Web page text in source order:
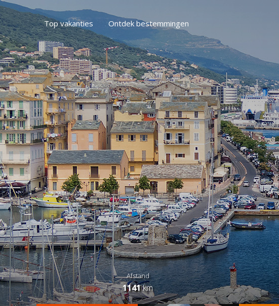
Top vakanties Ontdek bestemmingen
Afstand
1141km